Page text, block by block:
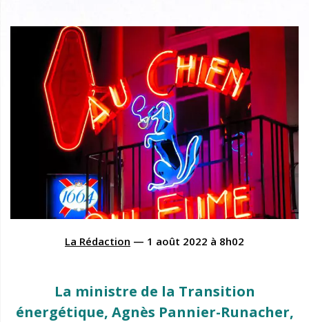
La Rédaction — 1 août 2022 à 8h02
La ministre de la Transition
énergétique, Agnès Pannier-Runacher,